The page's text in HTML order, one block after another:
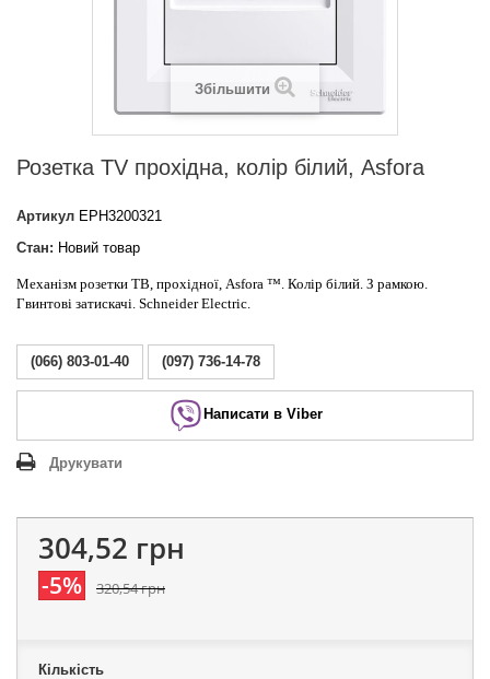
Збільшити
Розетка TV прохідна, колір білий, Asfora
Артикул EPH3200321
Стан: Новий товар
Механізм розетки ТВ, прохідної, Asfora ™. Колір білий. З рамкою.
Гвинтові затискачі. Schneider Electric.
(066) 803-01-40 (097) 736-14-78
Написати в Viber
Друкувати
304,52 грн
-5% 320,54 грн
Кількість